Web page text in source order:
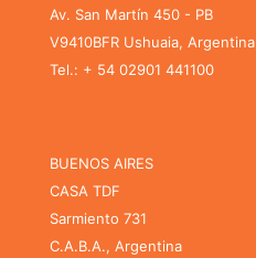
Av. San Martín 450 - PB
V9410BFR Ushuaia, Argentina
Tel.: + 54 02901 441100
BUENOS AIRES
CASA TDF
Sarmiento 731
C.A.B.A., Argentina